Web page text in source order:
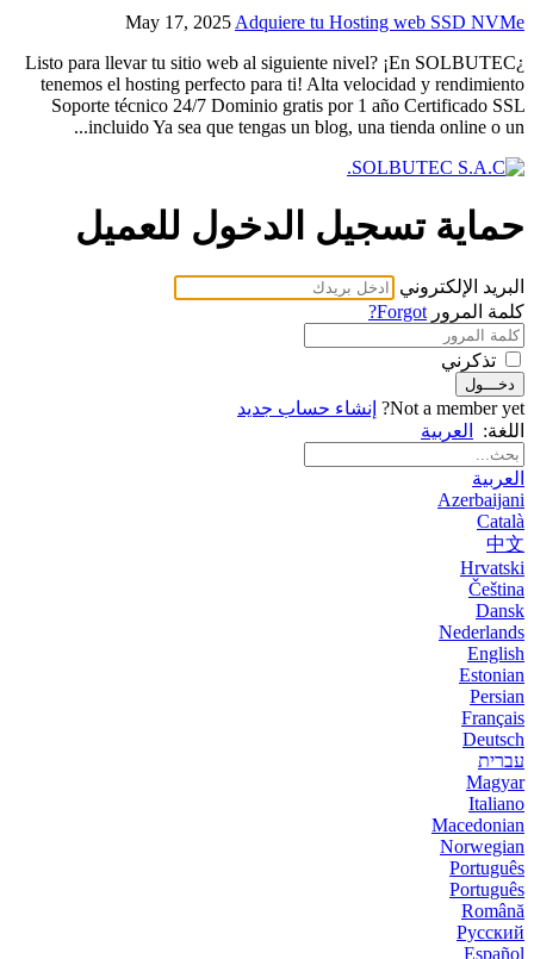
May 17, 2025 Adquiere tu Hosting web SSD NVMe
¿Listo para llevar tu sitio web al siguiente nivel? ¡En SOLBUTEC
tenemos el hosting perfecto para ti! Alta velocidad y rendimiento
Soporte técnico 24/7 Dominio gratis por 1 año Certificado SSL
incluido Ya sea que tengas un blog, una tienda online o un...
حماية تسجيل الدخول للعميل
البريد الإلكتروني
كلمة المرور Forgot?
تذكرني
دخـــول
Not a member yet?
إنشاء حساب جديد
اللغة:
العربية
العربية
Azerbaijani
Català
中文
Hrvatski
Čeština
Dansk
Nederlands
English
Estonian
Persian
Français
Deutsch
עברית
Magyar
Italiano
Macedonian
Norwegian
Português
Português
Română
Русский
Español